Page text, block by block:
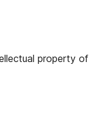
property of